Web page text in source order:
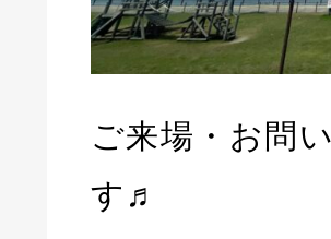
ご来場・お問
す♬